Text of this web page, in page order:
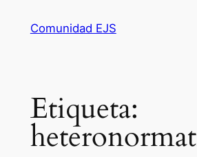
Comunidad EJS
Etiqueta: